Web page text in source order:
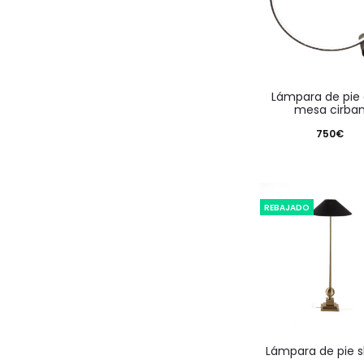
lámpara de pie o de
mesa cirban
750€
REBAJADO
lámpara de pie